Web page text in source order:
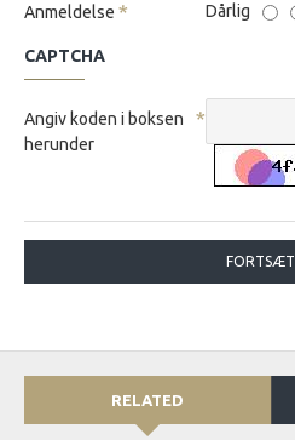
Anmeldelse Dårlig
CAPTCHA
Angiv koden i boksen
herunder
FORTSÆT
RELATED